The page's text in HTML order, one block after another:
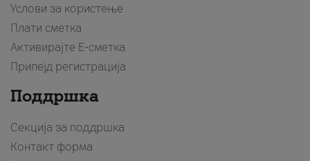
Услови за користење
Плати сметка
Активирајте Е-сметка
Припејд регистрација
Поддршка
Секција за поддршка
Контакт форма